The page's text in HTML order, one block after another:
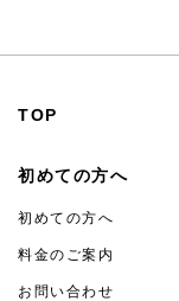
TOP
初めての方へ
初めての方へ
料金のご案内
お問い合わせ